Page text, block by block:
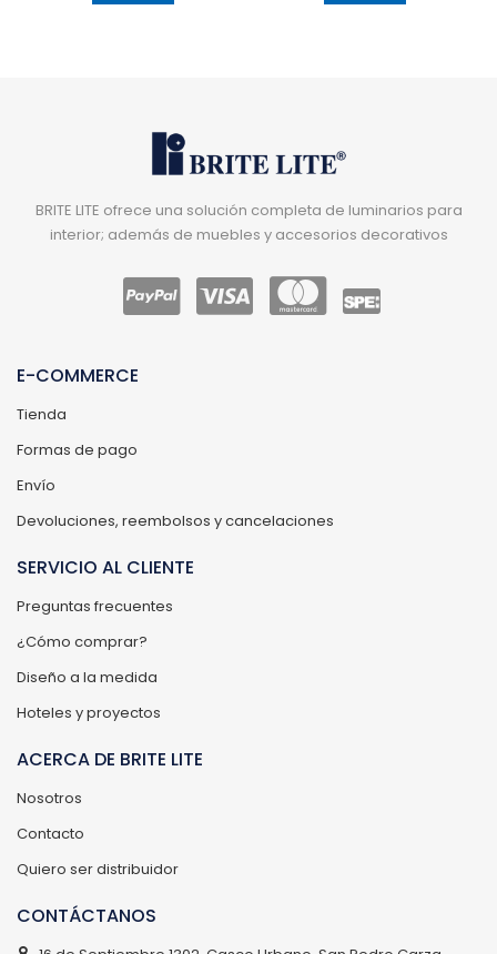
BRITE LITE ofrece una solución completa de luminarios para
interior; además de muebles y accesorios decorativos
E-COMMERCE
Tienda
Formas de pago
Envío
Devoluciones, reembolsos y cancelaciones
SERVICIO AL CLIENTE
Preguntas frecuentes
¿Cómo comprar?
Diseño a la medida
Hoteles y proyectos
ACERCA DE BRITE LITE
Nosotros
Contacto
Quiero ser distribuidor
CONTÁCTANOS